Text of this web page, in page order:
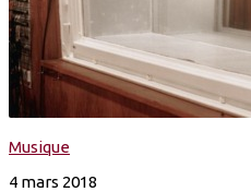
Musique
4 mars 2018